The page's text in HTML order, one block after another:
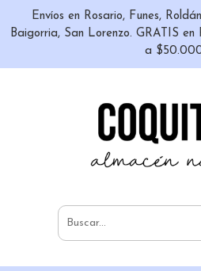
Envíos en Rosario, Funes,
Baigorria, San Lorenzo. GRATIS en
a